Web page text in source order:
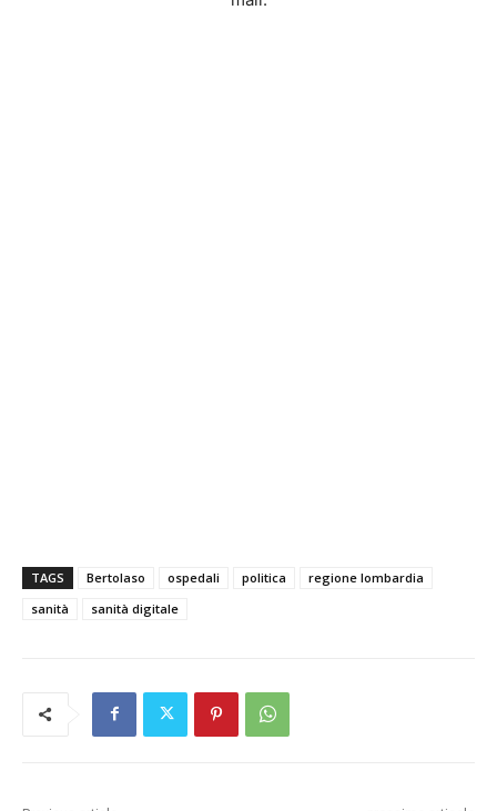
TAGS Bertolaso ospedali politica
regione lombardia
sanità
sanità digitale